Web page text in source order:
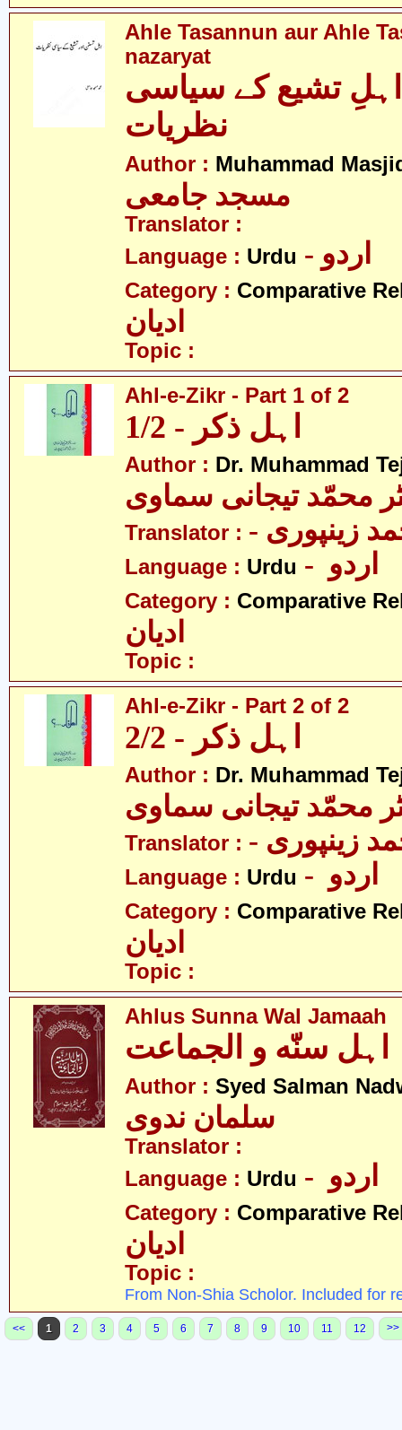
Ahle Tasannun aur Ahle
nazaryat
تشیع کے سیاسی
نظریات
Author : Muhammad
مسجد جامعی
Translator :
Language : Urdu - اردو
Category : Comparative
ادیان
Topic :
Ahl-e-Zikr - Part 1 of 2
اہل ذکر - 1/2
Author : Dr. Muhammad
محمّد تیجانی سماوی
Translator : زینپوری
Language : Urdu
Category : Comparative
ادیان
Topic :
Ahl-e-Zikr - Part 2 of 2
اہل ذکر - 2/2
Author : Dr. Muhammad
محمّد تیجانی سماوی
Translator : زینپوری
Language : Urdu
Category : Comparative
ادیان
Topic :
Ahlus Sunna Wal Jamaah
اہل سنّه و الجماعت
Author : Syed Salman
سلمان ندوی
Translator :
Language : Urdu
Category : Comparative
ادیان
Topic :
From Non-Shia Scholor. Included for
<< 1 2 3 4 5 6 7 8 9 10 11 12 >>